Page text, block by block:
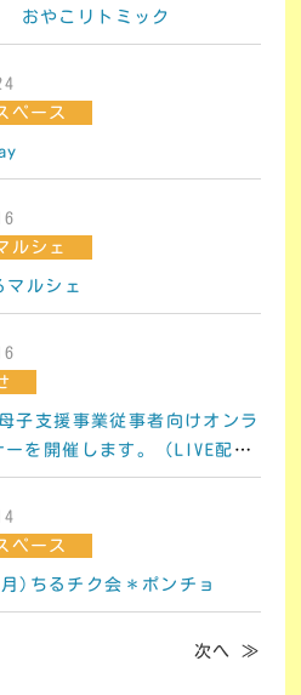
やこリトミック
ペース
ルシェ
マルシェ
子支援事業従事者向けオンラ
ーを開催します。（LIVE配
信）
ペース
)ちるチク会＊ポンチョ
次へ ≫